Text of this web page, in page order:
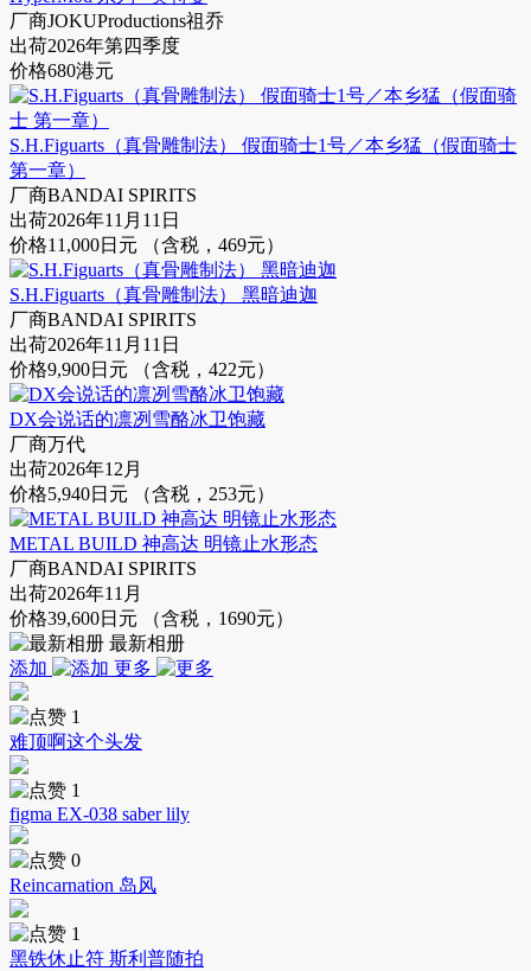
厂商JOKUProductions祖乔
出荷2026年第四季度
价格680港元
S.H.Figuarts（真骨雕制法） 假面骑士1号／本乡猛（假面骑士
第一章）
厂商BANDAI SPIRITS
出荷2026年11月11日
价格11,000日元 （含税，469元）
S.H.Figuarts（真骨雕制法） 黑暗迪迦
厂商BANDAI SPIRITS
出荷2026年11月11日
价格9,900日元 （含税，422元）
DX会说话的凛冽雪酪冰卫饱藏
厂商万代
出荷2026年12月
价格5,940日元 （含税，253元）
METAL BUILD 神高达 明镜止水形态
厂商BANDAI SPIRITS
出荷2026年11月
价格39,600日元 （含税，1690元）
最新相册
添加
更多
1
难顶啊这个头发
1
figma EX-038 saber lily
0
Reincarnation 岛风
1
黑铁休止符 斯利普随拍